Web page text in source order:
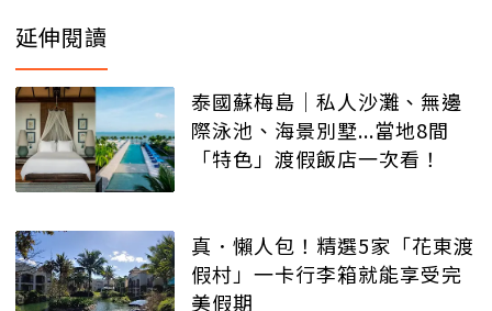
延伸閱讀
泰國蘇梅島│私人沙灘、無邊
際泳池、海景別墅...當地8間
「特色」渡假飯店一次看！
真．懶人包！精選5家「花東渡
假村」一卡行李箱就能享受完
美假期